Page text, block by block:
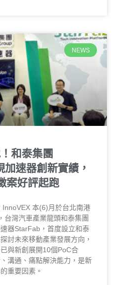
NEWS
和泰集團
速器創新實績，
案好評起跑
InnoVEX 本(6)月於台北南港
台灣汽車產業龍頭和泰集團
器StarFab，首度設立和泰
討未來移動產業發展方向，
與新創展開10個PoC合
溝通、痛點解決能力，是新
重要因素。